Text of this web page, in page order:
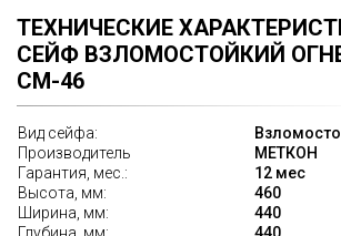
ТЕХНИЧЕСКИЕ
СЕЙФ ВЗЛОМОСТОЙКИЙ
СМ-46
Вид сейфа:
Производитель
МЕТКОН
Гарантия, мес.:
12 мес
Высота, мм:
460
Ширина, мм:
440